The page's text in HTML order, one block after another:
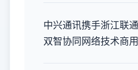
中兴通讯携手浙江联
双智协同网络技术商